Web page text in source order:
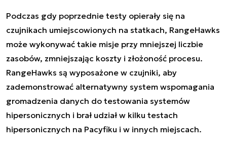
Podczas gdy poprzednie testy opierały się na
czujnikach umiejscowionych na statkach, RangeHawks
może wykonywać takie misje przy mniejszej liczbie
zasobów, zmniejszając koszty i złożoność procesu.
RangeHawks są wyposażone w czujniki, aby
zademonstrować alternatywny system wspomagania
gromadzenia danych do testowania systemów
hipersonicznych i brał udział w kilku testach
hipersonicznych na Pacyfiku i w innych miejscach.